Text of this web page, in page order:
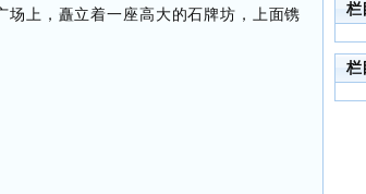
上，矗立着一座高大的石牌坊，上面镌
栏
栏